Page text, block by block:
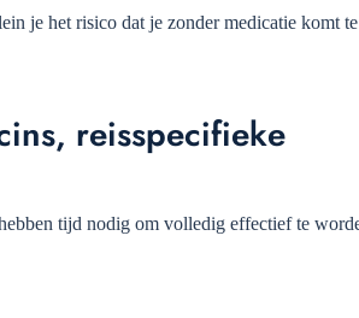
je het risico dat je zonder medicatie komt
reisspecifieke
tijd nodig om volledig effectief te